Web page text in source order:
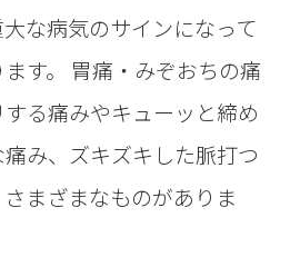
な病気のサインになって
す。 胃痛・みぞおちの痛
る痛みやキューッと締め
み、ズキズキした脈打つ
まざまなものがありま